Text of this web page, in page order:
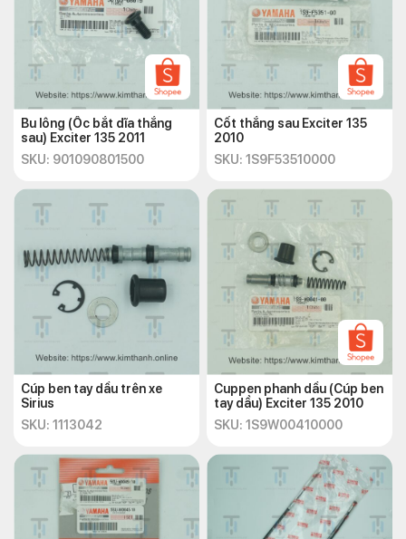
Bu lông (Ốc bắt dĩa thắng
sau) Exciter 135 2011
SKU: 901090801500
Cốt thắng sau Exciter 135
2010
SKU: 1S9F53510000
Cúp ben tay dầu trên xe
Sirius
SKU: 1113042
Cuppen phanh dầu (Cúp ben
tay dầu) Exciter 135 2010
SKU: 1S9W00410000